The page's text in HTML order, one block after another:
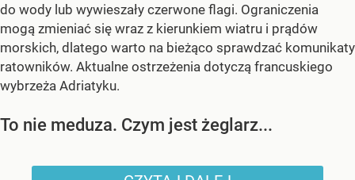
do wody lub wywieszały czerwone flagi. Ograniczenia
mogą zmieniać się wraz z kierunkiem wiatru i prądów
morskich, dlatego warto na bieżąco sprawdzać komunikaty
ratowników. Aktualne ostrzeżenia dotyczą francuskiego
wybrzeża Adriatyku.
To nie meduza. Czym jest żeglarz...